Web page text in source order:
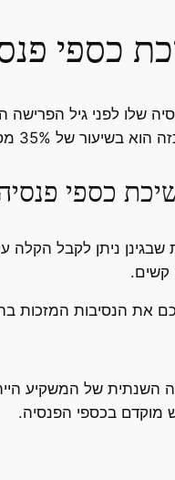
כספי
לפני גיל הפרישה
מי שבוחר לפדות את כספיו לפני הזמן המיועד.
כספי
שבגינן ניתן לקבל
קשים.
את הנסיבות המזכות
של המשקיע
מוקדם בכספי הפנסיה.